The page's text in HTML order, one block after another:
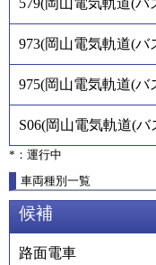
579( 岡山電気軌道(バ
973(岡山電気軌道(バ
975(岡山電気軌道(バ
S06(岡山電気軌道(バ
*：運行中
車両種別一覧
候補
路面電車